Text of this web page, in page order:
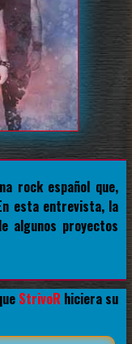
rock español que,
esta entrevista, la
algunos proyectos
StrivoR hiciera su